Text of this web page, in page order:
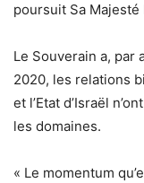
poursuit Sa Majesté
Le Souverain a, par
2020, les relations
et l’Etat d’Israël
les domaines.
« Le momentum